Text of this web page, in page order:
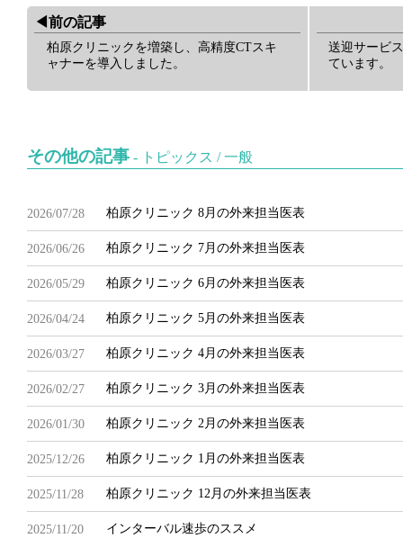
◀︎前の記事
柏原クリニックを増築し、高精度CTスキ
ャナーを導入しました。
送迎サービ
ています。
その他の記事 - トピックス /一般
2026/07/28 柏原クリニック 8月の外来担当医表
2026/06/26 柏原クリニック 7月の外来担当医表
2026/05/29 柏原クリニック 6月の外来担当医表
2026/04/24 柏原クリニック 5月の外来担当医表
2026/03/27 柏原クリニック 4月の外来担当医表
2026/02/27 柏原クリニック 3月の外来担当医表
2026/01/30 柏原クリニック 2月の外来担当医表
2025/12/26 柏原クリニック 1月の外来担当医表
2025/11/28 柏原クリニック 12月の外来担当医表
2025/11/20 インターバル速歩のススメ